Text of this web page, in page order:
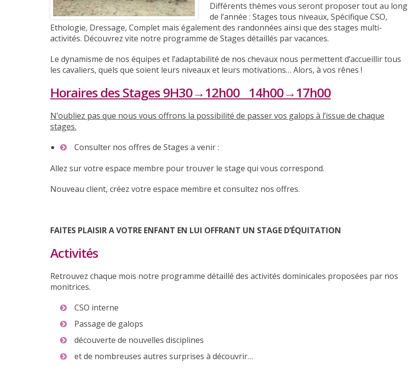
Différents thèmes vous seront proposer tout au long
de l’année : Stages tous niveaux, Spécifique CSO,
Ethologie, Dressage, Complet mais également des randonnées ainsi que des stages multi-
activités. Découvrez vite notre programme de Stages détaillés par vacances.
Le dynamisme de nos équipes et l’adaptabilité de nos chevaux nous permettent d’accueillir tous
les cavaliers, quels que soient leurs niveaux et leurs motivations… Alors, à vos rênes !
Horaires des Stages 9H30→12h00 14h00→17h00
N’oubliez pas que nous vous offrons la possibilité de passer vos galops à l’issue de chaque
stages.
Consulter nos offres de Stages a venir :
Allez sur votre espace membre pour trouver le stage qui vous correspond.
Nouveau client, créez votre espace membre et consultez nos offres.
FAITES PLAISIR A VOTRE ENFANT EN LUI OFFRANT UN STAGE D’ÉQUITATION
Activités
Retrouvez chaque mois notre programme détaillé des activités dominicales proposées par nos
monitrices.
CSO interne
Passage de galops
découverte de nouvelles disciplines
et de nombreuses autres surprises à découvrir…